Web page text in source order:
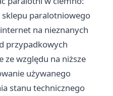
paralotniowego
na nieznanych
przypadkowych
ze względu na niższe
używanego
stanu technicznego